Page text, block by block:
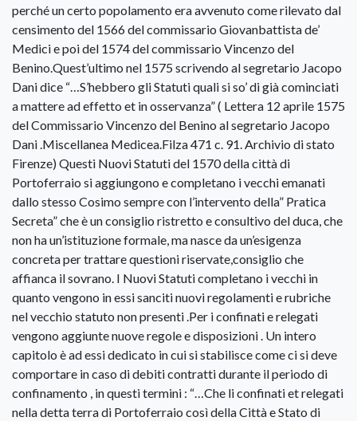
perché un certo popolamento era avvenuto come rilevato dal
censimento del 1566 del commissario Giovanbattista de’
Medici e poi del 1574 del commissario Vincenzo del
Benino.Quest’ultimo nel 1575 scrivendo al segretario Jacopo
Dani dice “…S’hebbero gli Statuti quali si so’ di già cominciati
a mattere ad effetto et in osservanza” ( Lettera 12 aprile 1575
del Commissario Vincenzo del Benino al segretario Jacopo
Dani .Miscellanea Medicea.Filza 471 c. 91. Archivio di stato
Firenze) Questi Nuovi Statuti del 1570 della città di
Portoferraio si aggiungono e completano i vecchi emanati
dallo stesso Cosimo sempre con l’intervento della” Pratica
Secreta” che è un consiglio ristretto e consultivo del duca, che
non ha un’istituzione formale, ma nasce da un’esigenza
concreta per trattare questioni riservate,consiglio che
affianca il sovrano. I Nuovi Statuti completano i vecchi in
quanto vengono in essi sanciti nuovi regolamenti e rubriche
nel vecchio statuto non presenti .Per i confinati e relegati
vengono aggiunte nuove regole e disposizioni . Un intero
capitolo è ad essi dedicato in cui si stabilisce come ci si deve
comportare in caso di debiti contratti durante il periodo di
confinamento , in questi termini : “…Che li confinati et relegati
nella detta terra di Portoferraio così della Città e Stato di